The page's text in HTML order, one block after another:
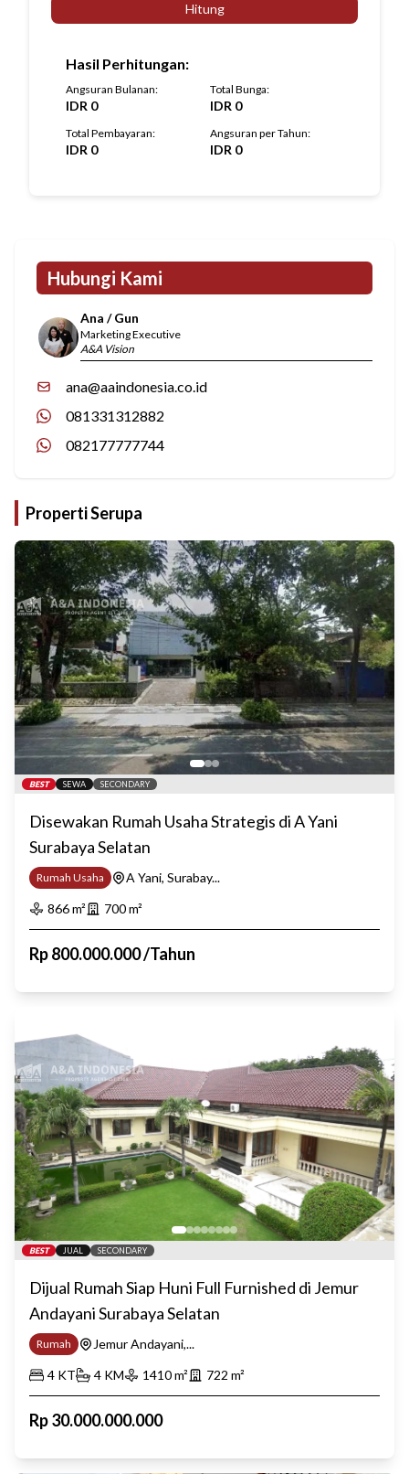
Hitung
Hasil Perhitungan:
Angsuran Bulanan:
IDR 0
Total Bunga:
IDR 0
Total Pembayaran:
IDR 0
Angsuran per Tahun:
IDR 0
Hubungi Kami
Ana / Gun
Marketing Executive
A&A Vision
ana@aaindonesia.co.id
081331312882
082177777744
Properti Serupa
BEST SEWA SECONDARY
Disewakan Rumah Usaha Strategis di A Yani
Surabaya Selatan
Rumah Usaha
A Yani, Surabay...
866m² 700m²
Rp800.000.000/Tahun
BEST JUAL SECONDARY
Dijual Rumah Siap Huni Full Furnished di Jemur
Andayani Surabaya Selatan
Rumah
Jemur Andayani,...
4 KT 4 KM 1410m² 722 m²
Rp30.000.000.000